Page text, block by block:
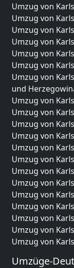
Umzug von
Umzug von
Umzug von
Umzug von
Umzug von
Umzug von
Umzug von
und
Umzug von
Umzug von
Umzug von
Umzug von
Umzug von
Umzug von
Umzug von
Umzug von
Umzug von
Umzug von
Umzug von
Umzug von
Umzug von
Umzüge-